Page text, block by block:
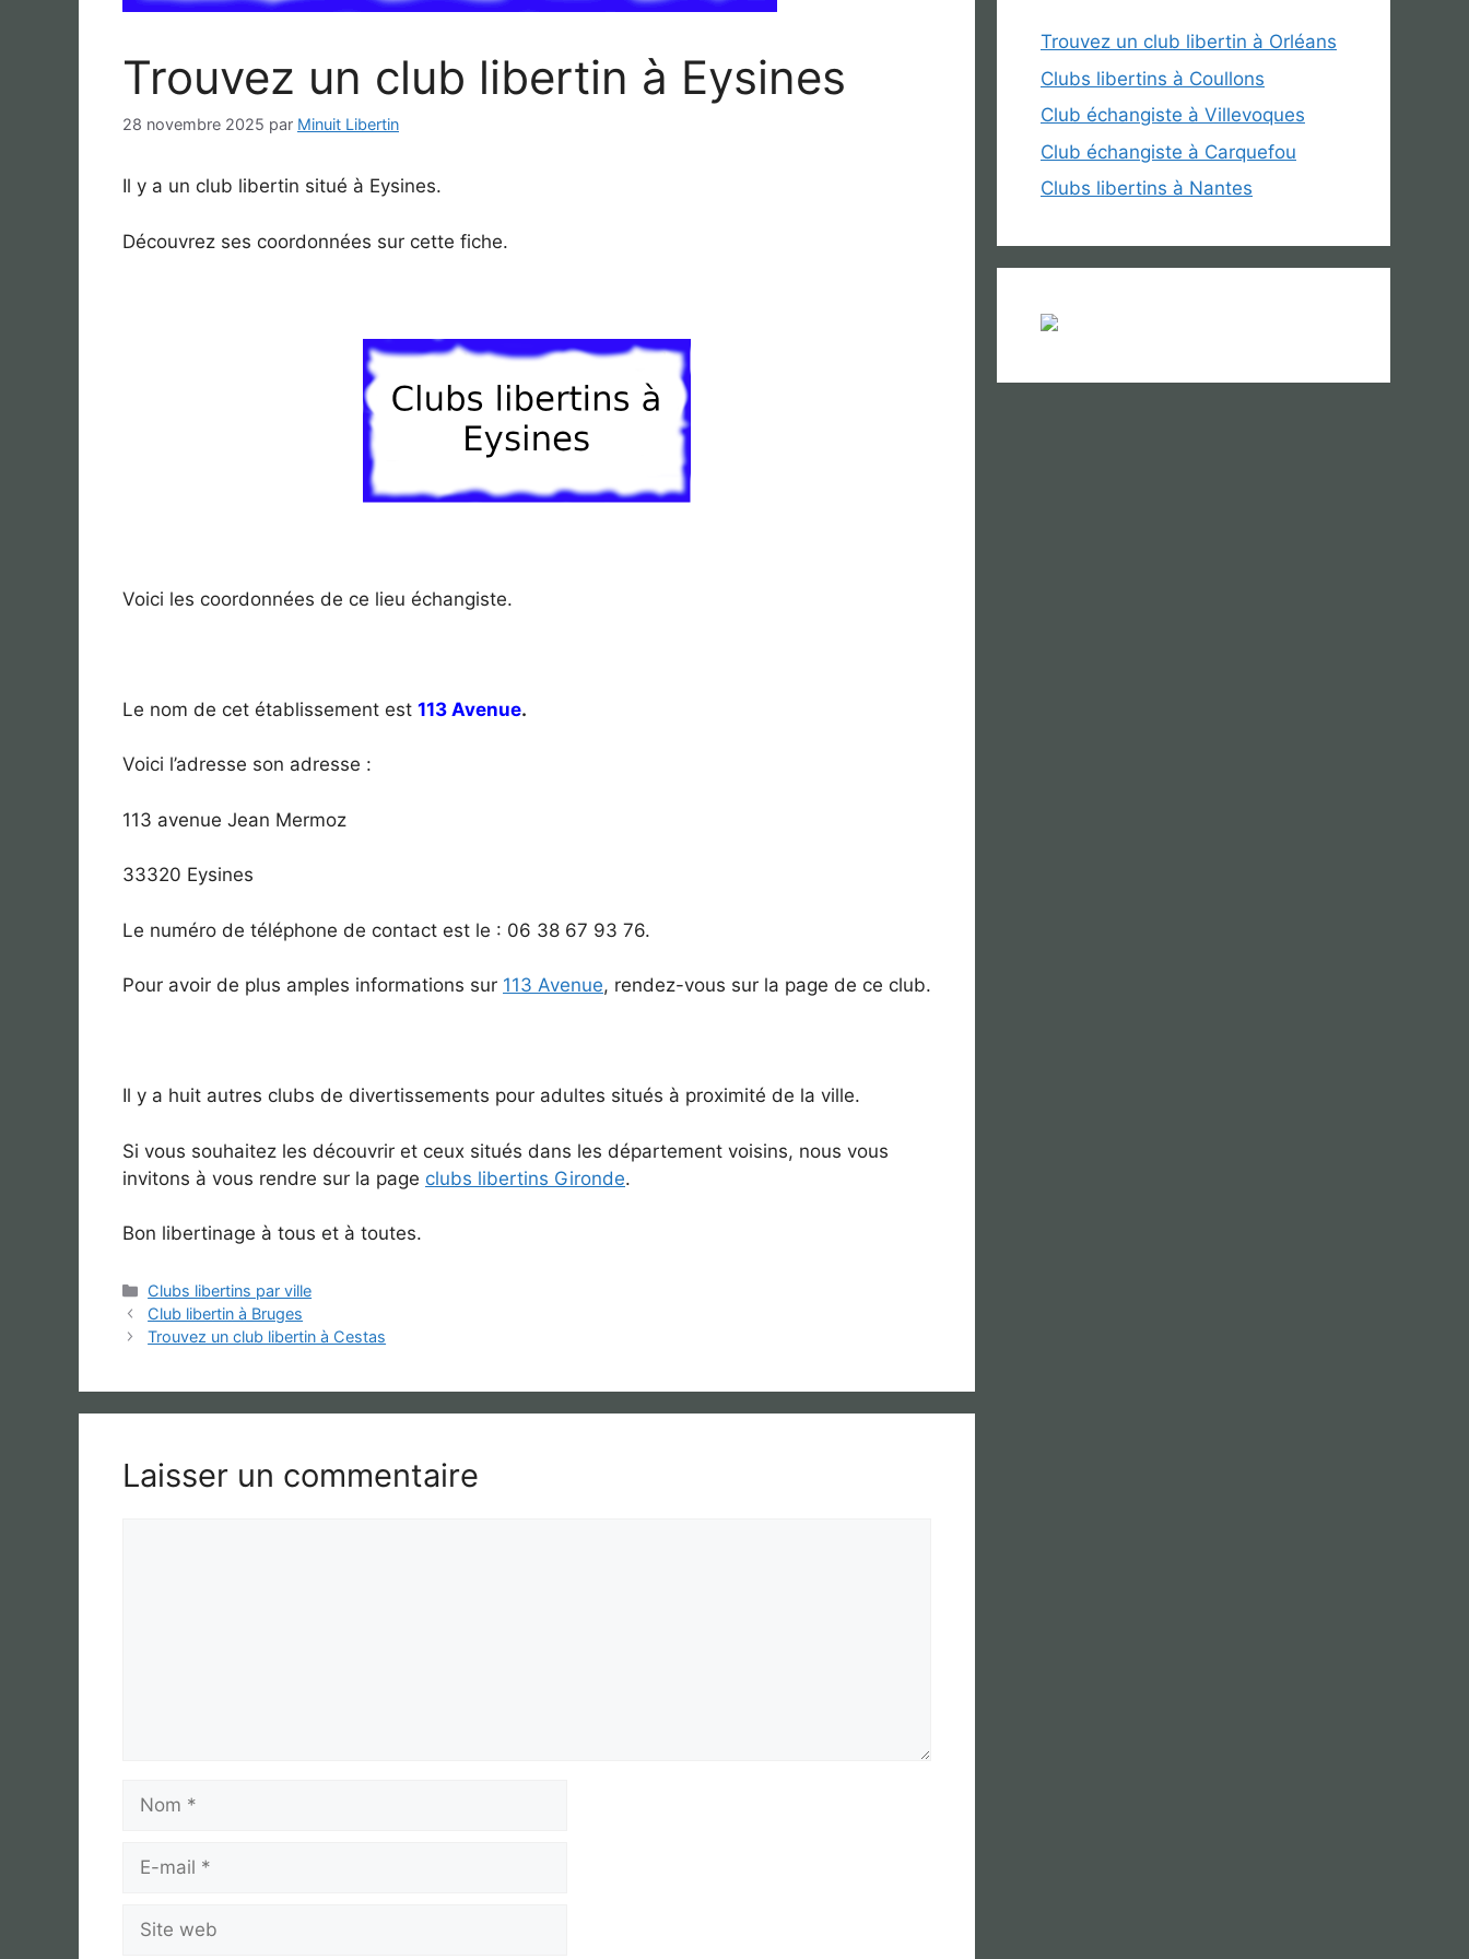
Trouvez un club libertin à Eysines
28 novembre 2025 par Minuit Libertin
Il y a un club libertin situé à Eysines.
Découvrez ses coordonnées sur cette fiche.
Voici les coordonnées de ce lieu échangiste.
Le nom de cet établissement est 113 Avenue.
Voici l’adresse son adresse :
113 avenue Jean Mermoz
33320 Eysines
Le numéro de téléphone de contact est le : 06 38 67 93 76.
Pour avoir de plus amples informations sur 113 Avenue, rendez-vous sur la page de ce club.
Il y a huit autres clubs de divertissements pour adultes situés à proximité de la ville.
Si vous souhaitez les découvrir et ceux situés dans les département voisins, nous vous
invitons à vous rendre sur la page clubs libertins Gironde.
Bon libertinage à tous et à toutes.
Catégories
Clubs libertins par ville
Club libertin à Bruges
Trouvez un club libertin à Cestas
Laisser un commentaire
Nom
Site
web
Trouvez un club libertin à Orléans
Clubs libertins à Coullons
Club échangiste à Villevoques
Club échangiste à Carquefou
Clubs libertins à Nantes